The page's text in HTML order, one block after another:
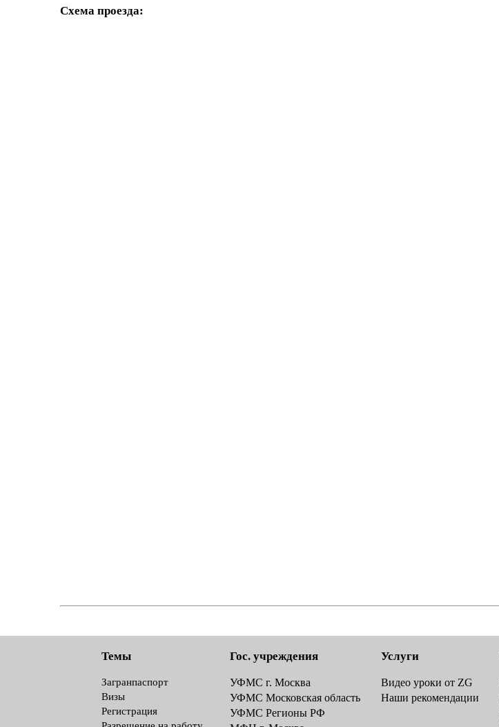
Схема проезда:
Темы
Загранпаспорт
Визы
Регистрация
Гос. учреждения
УФМС г. Москва
УФМС Московская область
УФМС Регионы РФ
Услуги
Видео уроки от ZG
Наши рекомендации